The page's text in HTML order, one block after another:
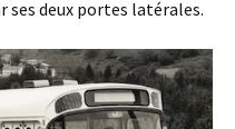
ses deux portes latérales.